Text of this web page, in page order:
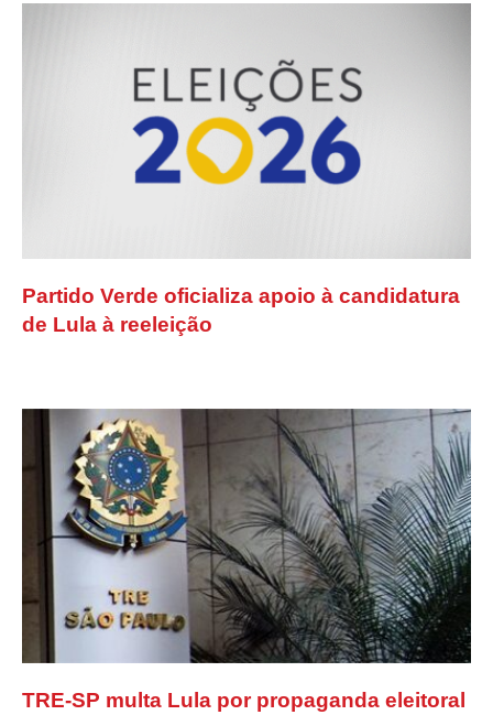
Partido Verde oficializa apoio à candidatura
de Lula à reeleição
TRE-SP multa Lula por propaganda eleitoral